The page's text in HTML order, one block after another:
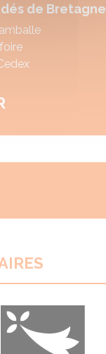
de Bretagne